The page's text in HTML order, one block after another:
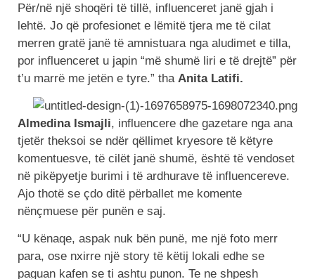
Për/në një shoqëri të tillë, influenceret janë gjah i
lehtë. Jo që profesionet e lëmitë tjera me të cilat
merren gratë janë të amnistuara nga aludimet e tilla,
por influenceret u japin “më shumë liri e të drejtë” për
t’u marrë me jetën e tyre.” tha Anita Latifi.
Almedina Ismajli, influencere dhe gazetare nga ana
tjetër theksoi se ndër qëllimet kryesore të këtyre
komentuesve, të cilët janë shumë, është të vendoset
në pikëpyetje burimi i të ardhurave të influencereve.
Ajo thotë se çdo ditë përballet me komente
nënçmuese për punën e saj.
“U kënaqe, aspak nuk bën punë, me një foto merr
para, ose nxirre një story të këtij lokali edhe se
paguan kafen se ti ashtu punon. Te ne shpesh